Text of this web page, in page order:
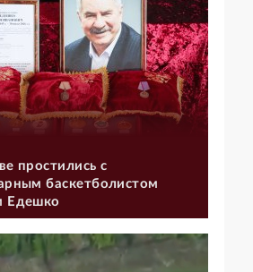
простились с
баскетболистом
Едешко